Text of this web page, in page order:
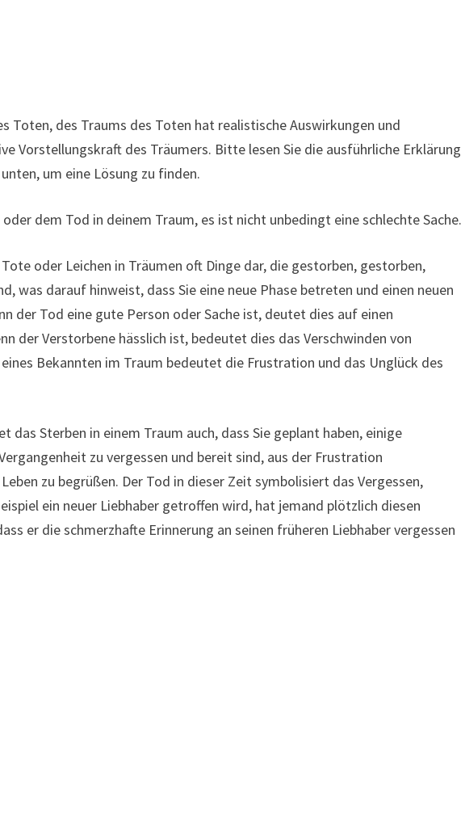
Toten, des Traums des Toten hat realistische Auswirkungen und
Vorstellungskraft des Träumers. Bitte lesen Sie die ausführliche Erklärung
um eine Lösung zu finden.
dem Tod in deinem Traum, es ist nicht unbedingt eine schlechte Sache.
oder Leichen in Träumen oft Dinge dar, die gestorben, gestorben,
was darauf hinweist, dass Sie eine neue Phase betreten und einen neuen
der Tod eine gute Person oder Sache ist, deutet dies auf einen
der Verstorbene hässlich ist, bedeutet dies das Verschwinden von
Bekannten im Traum bedeutet die Frustration und das Unglück des
das Sterben in einem Traum auch, dass Sie geplant haben, einige
zu vergessen und bereit sind, aus der Frustration
zu begrüßen. Der Tod in dieser Zeit symbolisiert das Vergessen,
ein neuer Liebhaber getroffen wird, hat jemand plötzlich diesen
er die schmerzhafte Erinnerung an seinen früheren Liebhaber vergessen